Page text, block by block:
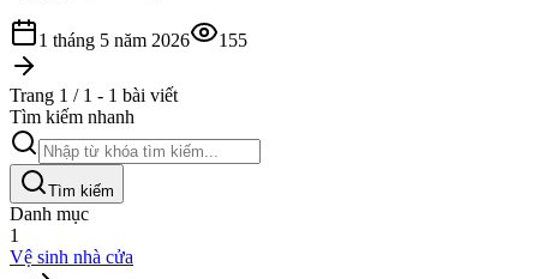
1 tháng 5 năm 2026 155
Trang 1 / 1 - 1 bài viết
Tìm kiếm nhanh
Tìm kiếm
Danh mục
1
Vệ sinh nhà cửa